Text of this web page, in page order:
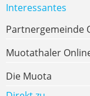
Interessantes
Partnergemeinde
Muotathaler
Die Muota